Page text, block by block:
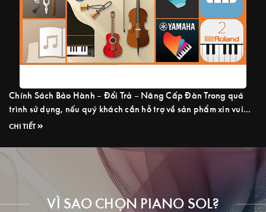
Chính Sách Bảo Hành – Đổi Trả – Nâng Cấp Đàn Trong quá
trình sử dụng, nếu quý khách cần hỗ trợ về sản phẩm xin vui
lòng gọi cho chúng tôi, đội ngũ kỹ thuật luôn sẵn sàng hỗ trợ
Cấp Đàn Piano Piano Sol hỗ trợ ...Read more
CHI TIẾT
VÌ SAO CHỌN PIANO SOL?